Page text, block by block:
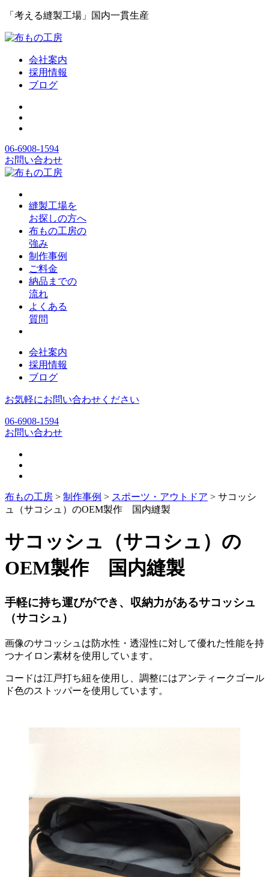
「考える縫製工場」国内一貫生産
会社案内
採用情報
ブログ
06-6908-1594
お問い合わせ
縫製工場を
お探しの方へ
布もの工房の
強み
制作事例
ご料金
納品までの
流れ
よくある
質問
会社案内
採用情報
ブログ
お気軽にお問い合わせください
06-6908-1594
お問い合わせ
布もの工房 > 制作事例 > スポーツ・アウトドア > サコッシ
ュ（サコシュ）のOEM製作 国内縫製
サコッシュ（サコシュ）の
OEM製作 国内縫製
手軽に持ち運びができ、収納力があるサコッシュ
（サコシュ）
画像のサコッシュは防水性・透湿性に対して優れた性能を持
つナイロン素材を使用しています。
コードは江戸打ち紐を使用し、調整にはアンティークゴール
ド色のストッパーを使用しています。